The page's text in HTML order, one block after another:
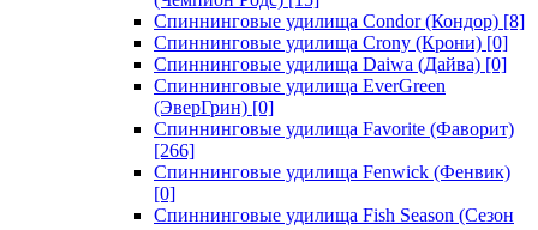
Спиннинговые удилища Condor (Кондор) [8]
Спиннинговые удилища Crony (Крони) [0]
Спиннинговые удилища Daiwa (Дайва) [0]
Спиннинговые удилища EverGreen
(ЭверГрин) [0]
Спиннинговые удилища Favorite (Фаворит)
[266]
Спиннинговые удилища Fenwick (Фенвик)
[0]
Спиннинговые удилища Fish Season (Сезон